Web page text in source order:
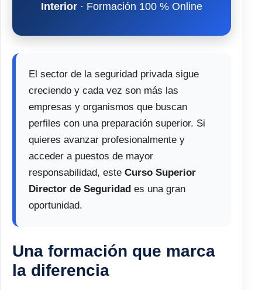
Interior · Formación 100 % Online
El sector de la seguridad privada sigue
creciendo y cada vez son más las
empresas y organismos que buscan
perfiles con una preparación superior. Si
quieres avanzar profesionalmente y
acceder a puestos de mayor
responsabilidad, este Curso Superior
Director de Seguridad es una gran
oportunidad.
Una formación que marca
la diferencia